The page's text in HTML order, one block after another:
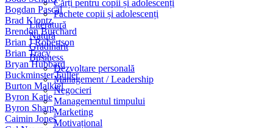
Cărți pentru copii și adolescenți
Pachete copii și adolescenți
Literatură
Natură
Grădinărit
Business
Dezvoltare personală
Management / Leadership
Negocieri
Managementul timpului
Marketing
Motivațional
Bogdan Pascal
Brad Klontz
Brendon Burchard
Brian J Robertson
Brian Tracy
Bryan Hubbard
Buckminster Fuller
Burton Malkiel
Byron Katie
Byron Sharp
Caimin Jones